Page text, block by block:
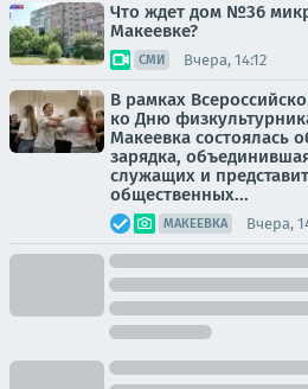
Что ждет дом №36
Макеевке?
СМИ Вчера, 14:12
В рамках
ко Дню
Макеевка состоялась
зарядка,
служащих и
общественных...
МАКЕЕВКА Вчера,